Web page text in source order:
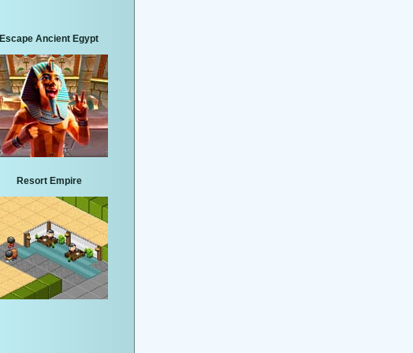
Escape Ancient Egypt
Resort Empire